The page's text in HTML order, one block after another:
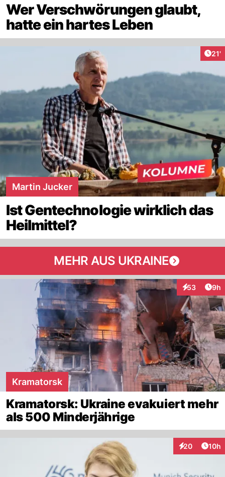
Wer Verschwörungen glaubt,
hatte ein hartes Leben
21'
Martin Jucker
Ist Gentechnologie wirklich das
Heilmittel?
MEHR AUS UKRAINE
53
Interaktionen
9h
Kramatorsk
Kramatorsk: Ukraine evakuiert mehr
als 500 Minderjährige
20
Interaktionen
10h